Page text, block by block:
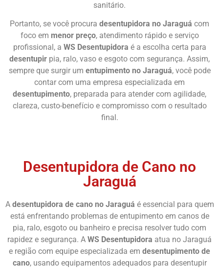
sanitário.
Portanto, se você procura desentupidora no Jaraguá com
foco em menor preço, atendimento rápido e serviço
profissional, a WS Desentupidora é a escolha certa para
desentupir pia, ralo, vaso e esgoto com segurança. Assim,
sempre que surgir um entupimento no Jaraguá, você pode
contar com uma empresa especializada em
desentupimento, preparada para atender com agilidade,
clareza, custo-benefício e compromisso com o resultado
final.
Desentupidora de Cano no
Jaraguá
A desentupidora de cano no Jaraguá é essencial para quem
está enfrentando problemas de entupimento em canos de
pia, ralo, esgoto ou banheiro e precisa resolver tudo com
rapidez e segurança. A WS Desentupidora atua no Jaraguá
e região com equipe especializada em desentupimento de
cano, usando equipamentos adequados para desentupir